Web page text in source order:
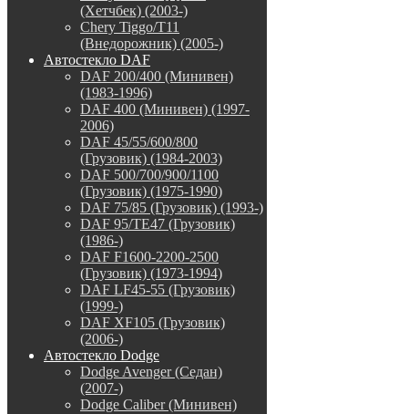
(Хетчбек) (2003-)
Chery Tiggo/T11
(Внедорожник) (2005-)
Автостекло DAF
DAF 200/400 (Минивен)
(1983-1996)
DAF 400 (Минивен) (1997-
2006)
DAF 45/55/600/800
(Грузовик) (1984-2003)
DAF 500/700/900/1100
(Грузовик) (1975-1990)
DAF 75/85 (Грузовик) (1993-)
DAF 95/TE47 (Грузовик)
(1986-)
DAF F1600-2200-2500
(Грузовик) (1973-1994)
DAF LF45-55 (Грузовик)
(1999-)
DAF XF105 (Грузовик)
(2006-)
Автостекло Dodge
Dodge Avenger (Седан)
(2007-)
Dodge Caliber (Минивен)